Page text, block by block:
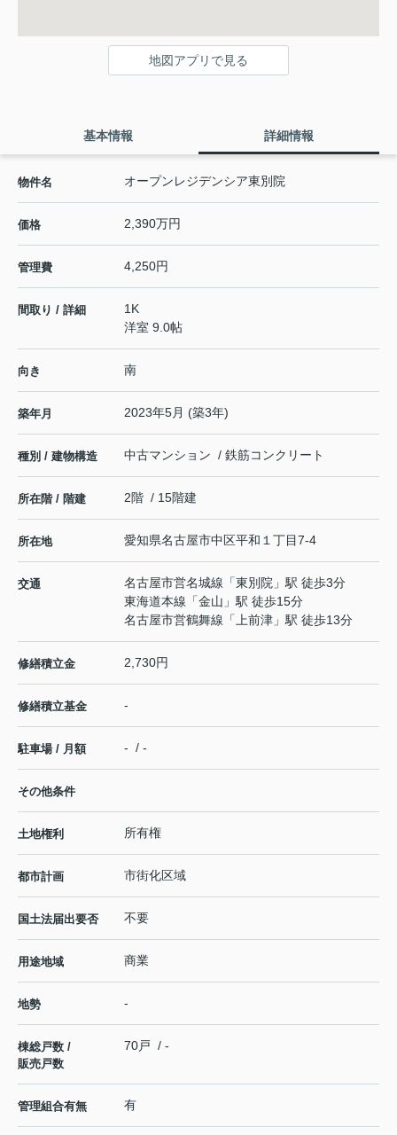
地図アプリで見る
基本情報 詳細情報
物件名 オープンレジデンシア東別院
価格 2,390万円
管理費 4,250円
間取り / 詳細
1K
洋室 9.0帖
向き 南
築年月 2023年5月 (築3年)
種別 / 建物構造 中古マンション / 鉄筋コンクリート
所在階 / 階建 2階 / 15階建
所在地 愛知県名古屋市中区平和 １丁目7-4
交通 名古屋市営名城線 「東別院 」駅 徒歩3分
東海道本線 「金山 」駅 徒歩15分
名古屋市営鶴舞線 「 上前津 」駅 徒歩13分
修繕積立金 2,730円
修繕積立基金 -
駐車場 / 月額 - / -
その他条件
土地権利 所有権
都市計画 市街化区域
国土法届出要否 不要
用途地域 商業
地勢 -
棟総戸数 /
販売戸数
70戸 / -
管理組合有無 有